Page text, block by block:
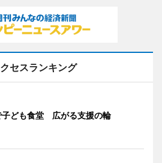
セスランキング
子ども食堂 広がる支援の輪